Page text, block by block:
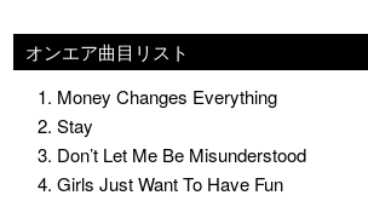
オンエア曲目リスト
1. Money Changes Everything
2. Stay
3. Don’t Let Me Be Misunderstood
4. Girls Just Want To Have Fun